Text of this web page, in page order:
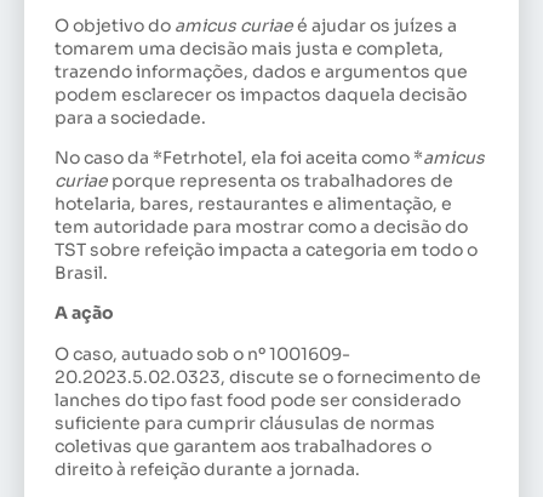
O objetivo do amicus curiaeé ajudar os juízes a
tomarem uma decisão mais justa e completa,
trazendo informações, dados e argumentos que
podem esclarecer os impactos daquela decisão
para a sociedade.
No caso da *Fetrhotel, ela foi aceita como *amicus
curiae porque representa os trabalhadores de
hotelaria, bares, restaurantes e alimentação, e
tem autoridade para mostrar como a decisão do
TST sobre refeição impacta a categoria em todo o
Brasil.
A ação
O caso, autuado sob o nº 1001609-
20.2023.5.02.0323, discute se o fornecimento de
lanches do tipo fast food pode ser considerado
suficiente para cumprir cláusulas de normas
coletivas que garantem aos trabalhadores o
direito à refeição durante a jornada.